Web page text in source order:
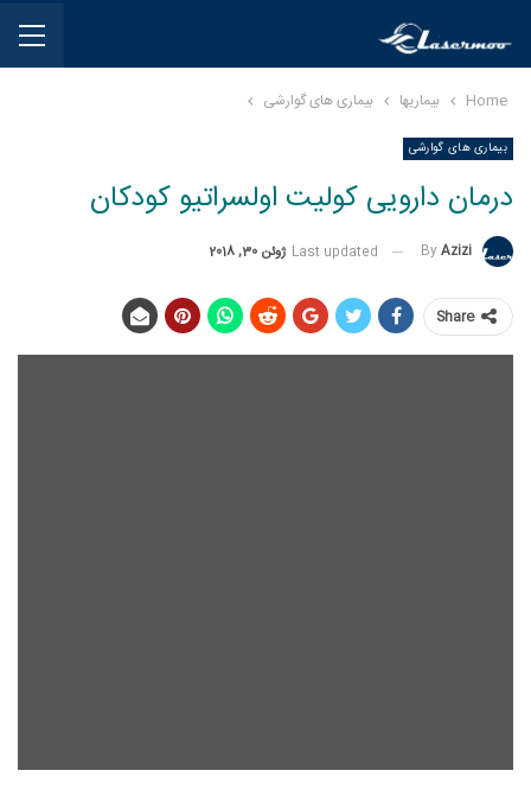
Home بیماریها بیماری های گوارشی
بیماری های گوارشی
درمان دارویی کولیت اولسراتیو کودکان
ByAzizi
Last updated ژوئن 30, 2018
Share